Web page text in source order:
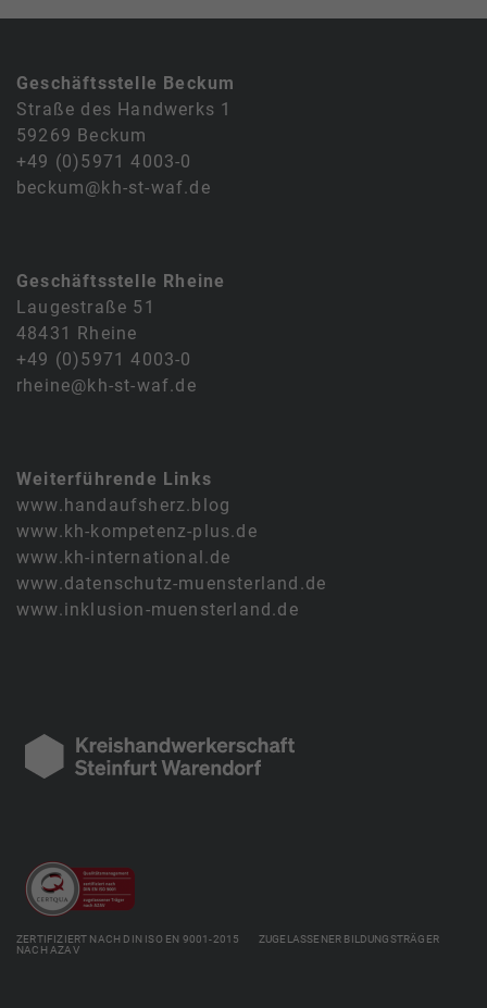
Geschäftsstelle Beckum
Straße des Handwerks 1
59269 Beckum
+49 (0)5971 4003-0
beckum@kh-st-waf.de
Geschäftsstelle Rheine
Laugestraße 51
48431 Rheine
+49 (0)5971 4003-0
rheine@kh-st-waf.de
Weiterführende Links
www.handaufsherz.blog
www.kh-kompetenz-plus.de
www.kh-international.de
www.datenschutz-muensterland.de
www.inklusion-muensterland.de
ZERTIFIZIERT NACH DIN ISO EN 9001-2015 ZUGELASSENER BILDUNGSTRÄGER
NACH AZAV